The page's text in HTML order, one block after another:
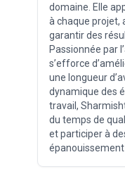
domaine. Elle
à chaque projet,
garantir des
Passionnée par
s’efforce
une longueur
dynamique des
travail,
du temps de
et participer à
épanouissement